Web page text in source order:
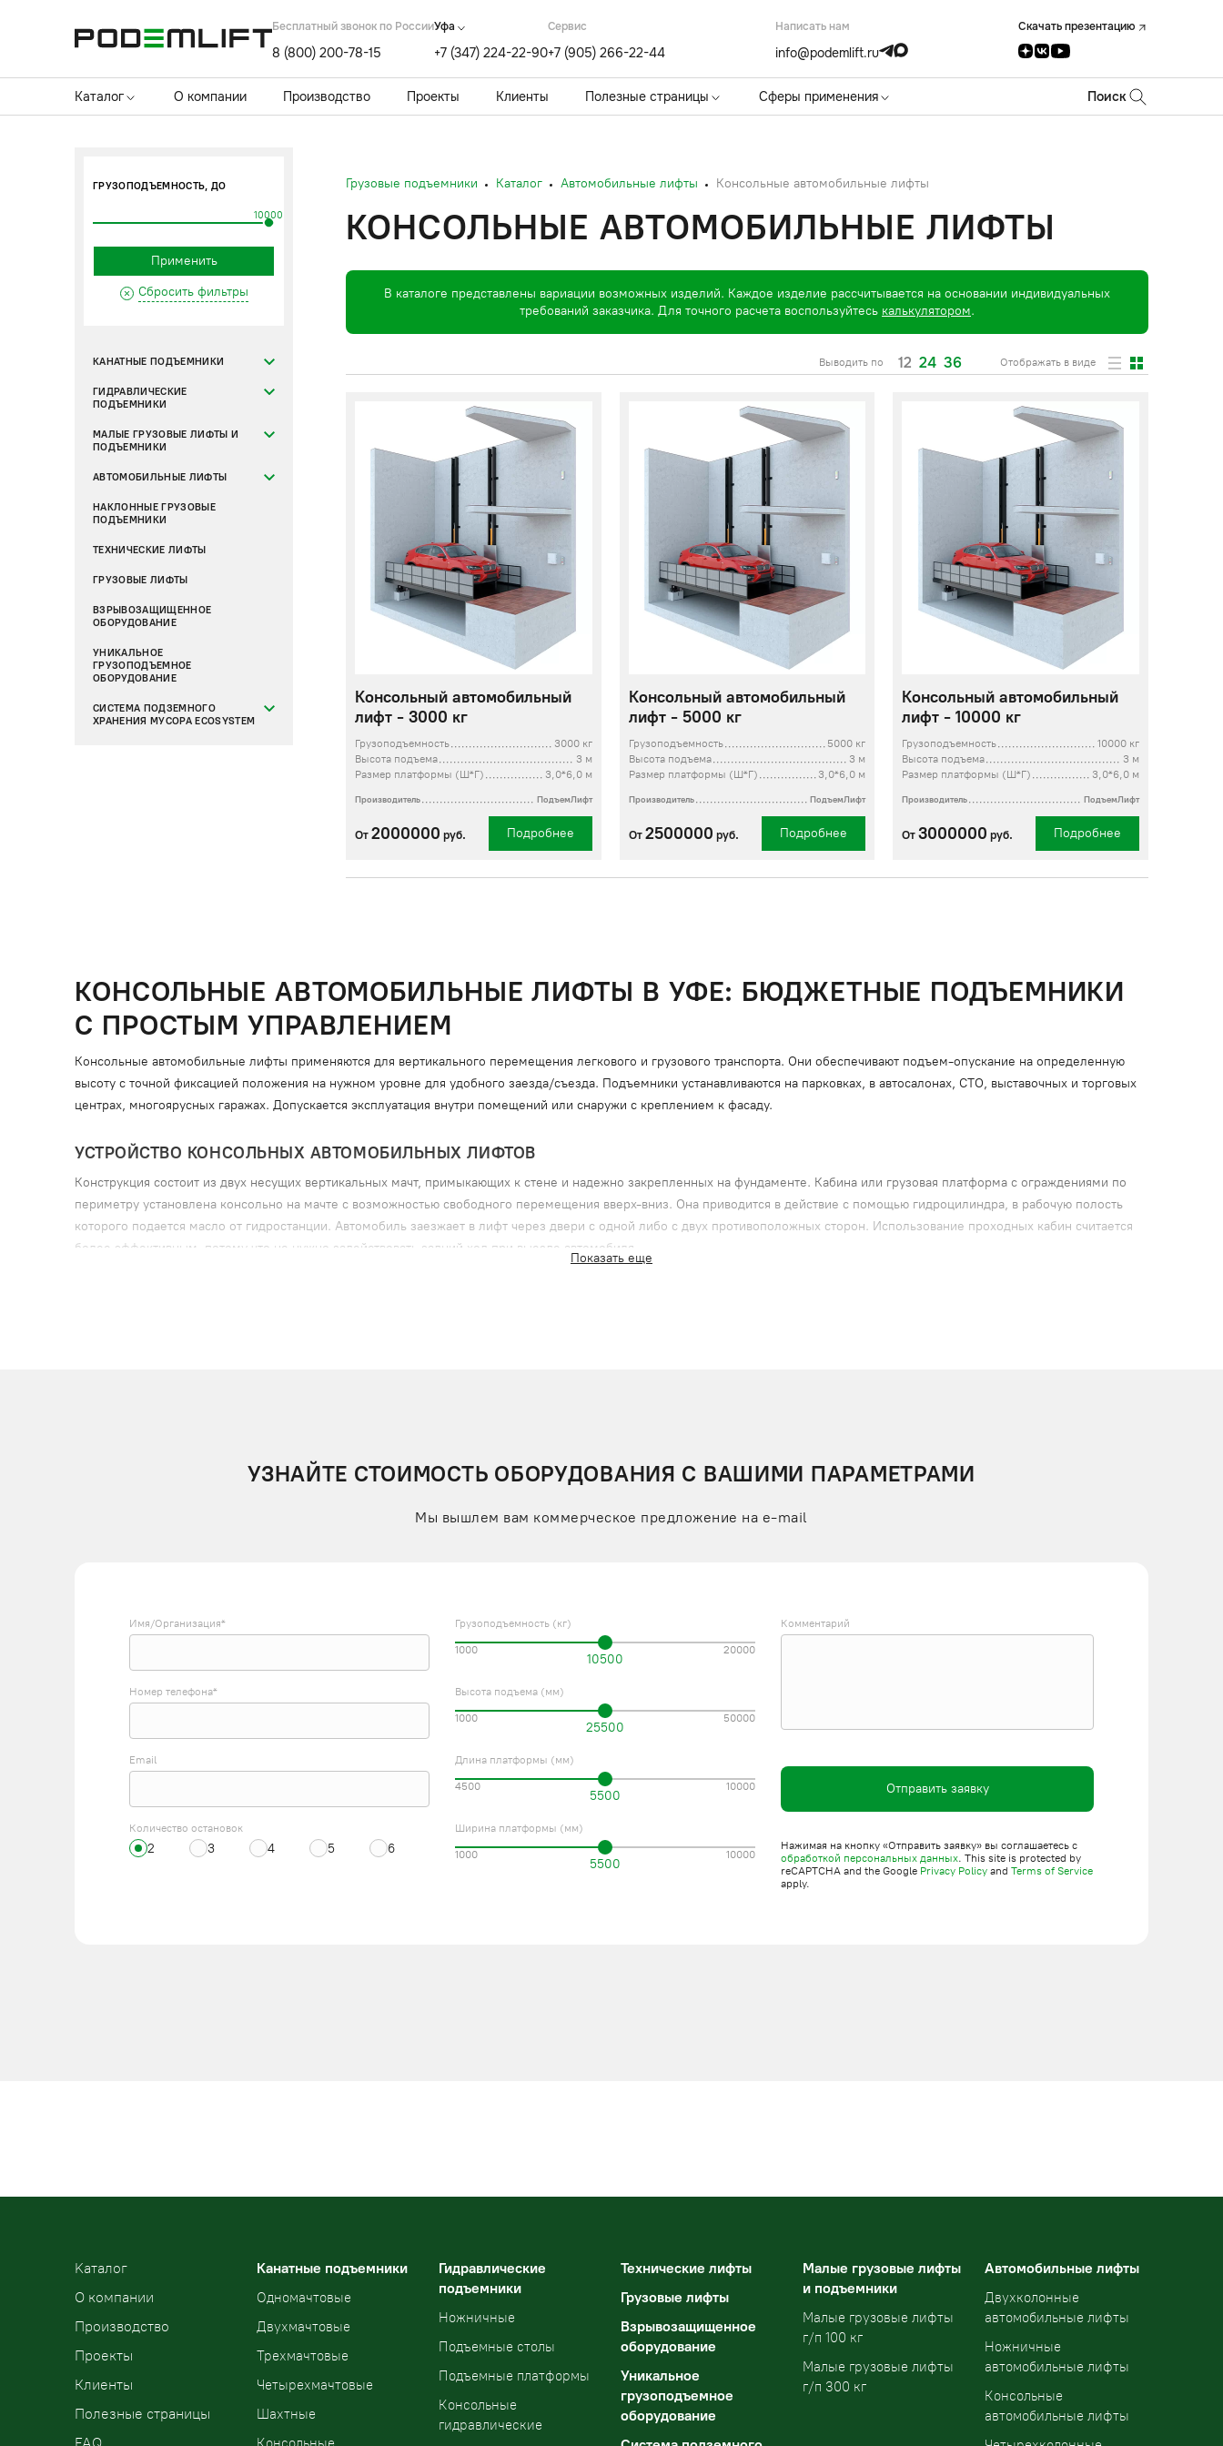
Бесплатный звонок по России
8 (800) 200-78-15
Уфа
+7 (347) 224-22-90
Cервис
+7 (905) 266-22-44
Написать нам
info@podemlift.ru
Скачать презентацию
Каталог О компании Производство Проекты Клиенты Полезные страницы Сферы применения Поиск
ГРУЗОПОДЪЕМНОСТЬ, ДО
10000
Применить
Сбросить фильтры
КАНАТНЫЕ ПОДЪЕМНИКИ
ГИДРАВЛИЧЕСКИЕ
ПОДЪЕМНИКИ
МАЛЫЕ ГРУЗОВЫЕ ЛИФТЫ И
ПОДЪЕМНИКИ
АВТОМОБИЛЬНЫЕ ЛИФТЫ
НАКЛОННЫЕ ГРУЗОВЫЕ
ПОДЪЕМНИКИ
ТЕХНИЧЕСКИЕ ЛИФТЫ
ГРУЗОВЫЕ ЛИФТЫ
ВЗРЫВОЗАЩИЩЕННОЕ
ОБОРУДОВАНИЕ
УНИКАЛЬНОЕ
ГРУЗОПОДЪЕМНОЕ
ОБОРУДОВАНИЕ
СИСТЕМА ПОДЗЕМНОГО
ХРАНЕНИЯ МУСОРА ECOSYSTEM
Грузовые подъемники Каталог Автомобильные лифты Консольные автомобильные лифты
КОНСОЛЬНЫЕ АВТОМОБИЛЬНЫЕ ЛИФТЫ
В каталоге представлены вариации возможных изделий. Каждое изделие рассчитывается на основании индивидуальных
требований заказчика. Для точного расчета воспользуйтесь калькулятором.
Выводить по 12 24 36 Отображать в виде
Консольный автомобильный
лифт - 3000 кг
Грузоподъемность
3000 кг
Высота подъема
3 м
Размер платформы (Ш*Г)
3,0*6,0 м
Производитель ПодъемЛифт
От 2000000 руб. Подробнее
Консольный автомобильный
лифт - 5000 кг
Грузоподъемность
5000 кг
Высота подъема
3 м
Размер платформы (Ш*Г)
3,0*6,0 м
Производитель ПодъемЛифт
От 2500000 руб. Подробнее
Консольный автомобильный
лифт - 10000 кг
Грузоподъемность
10000 кг
Высота подъема
3 м
Размер платформы (Ш*Г)
3,0*6,0 м
Производитель ПодъемЛифт
От3000000 руб. Подробнее
КОНСОЛЬНЫЕ АВТОМОБИЛЬНЫЕ ЛИФТЫ В УФЕ: БЮДЖЕТНЫЕ ПОДЪЕМНИКИ
С ПРОСТЫМ УПРАВЛЕНИЕМ
Консольные автомобильные лифты применяются для вертикального перемещения легкового и грузового транспорта. Они обеспечивают подъем-опускание на определенную
высоту с точной фиксацией положения на нужном уровне для удобного заезда/съезда. Подъемники устанавливаются на парковках, в автосалонах, СТО, выставочных и торговых
центрах, многоярусных гаражах. Допускается эксплуатация внутри помещений или снаружи с креплением к фасаду.
УСТРОЙСТВО КОНСОЛЬНЫХ АВТОМОБИЛЬНЫХ ЛИФТОВ
Конструкция состоит из двух несущих вертикальных мачт, примыкающих к стене и надежно закрепленных на фундаменте. Кабина или грузовая платформа с ограждениями по
периметру установлена консольно на мачте с возможностью свободного перемещения вверх-вниз. Она приводится в действие с помощью гидроцилиндра, в рабочую полость
которого подается масло от гидростанции. Автомобиль заезжает в лифт через двери с одной либо с двух противоположных сторон. Использование проходных кабин считается
более эффективным, потому что не нужно задействовать задний ход при выезде автомобиля.
большая грузоподъемность при небольших габаритах;
оптимальное использование площади благодаря компактности;
грузоподъемность 3000-10000 кг. Принимаем заказы на изготовление лифтов по индивидуальному проекту. Доставим оборудование заказчику, выполним монтаж и наладку.
Оставьте заявку на сайте или свяжитесь с менеджером по телефону.
Показать еще
УЗНАЙТЕ СТОИМОСТЬ ОБОРУДОВАНИЯ С ВАШИМИ ПАРАМЕТРАМИ
Мы вышлем вам коммерческое предложение на e-mail
Имя/Организация*
Номер телефона*
Email
Количество остановок
2 3 4 5 6
Грузоподъемность (кг)
10500
1000 20000
Высота подъема (мм)
25500
1000 50000
Длина платформы (мм)
5500
4500 10000
Ширина платформы (мм)
5500
1000 10000
Комментарий
Отправить заявку
Нажимая на кнопку «Отправить заявку» вы соглашаетесь с
обработкой персональных данных. This site is protected by
reCAPTCHA and the Google Privacy Policy and Terms of Service
apply.
Kаталог
О компании
Производство
Проекты
Клиенты
Полезные страницы
Канатные подъемники
Одномачтовые
Двухмачтовые
Трехмачтовые
Четырехмачтовые
Шахтные
Гидравлические
подъемники
Ножничные
Подъемные столы
Подъемные платформы
Консольные
гидравлические
Технические лифты
Грузовые лифты
Взрывозащищенное
оборудование
Уникальное
грузоподъемное
оборудование
Малые грузовые лифты
и подъемники
Малые грузовые лифты
г/п 100 кг
Малые грузовые лифты
г/п 300 кг
Автомобильные лифты
Двухколонные
автомобильные лифты
Ножничные
автомобильные лифты
Консольные
автомобильные лифты